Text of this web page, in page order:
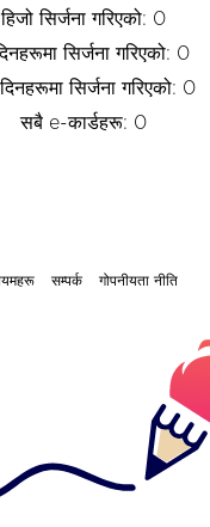
हिजो सिर्जना गरिएको: 0
सिर्जना गरिएको: 0
सिर्जना गरिएको: 0
सबै e-कार्डहरू: 0
सम्पर्क गोपनीयता नीति